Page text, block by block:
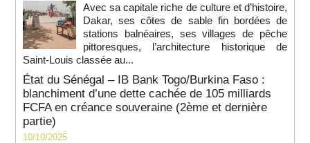
Avec sa capitale riche de culture et d’histoire,
Dakar, ses côtes de sable fin bordées de
stations balnéaires, ses villages de pêche
pittoresques, l’architecture historique de
Saint-Louis classée au...
État du Sénégal – IB Bank Togo/Burkina Faso :
blanchiment d’une dette cachée de 105 milliards
FCFA en créance souveraine (2ème et dernière
partie)
10/10/2025